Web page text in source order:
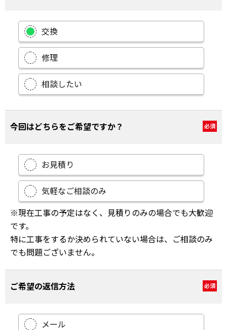
交換
修理
相談したい
今回はどちらをご希望ですか？ 必須
お見積り
気軽なご相談のみ
※現在工事の予定はなく、見積りのみの場合でも大歓迎
です。
特に工事をするか決められていない場合は、ご相談のみ
でも問題ございません。
ご希望の返信方法 必須
メール